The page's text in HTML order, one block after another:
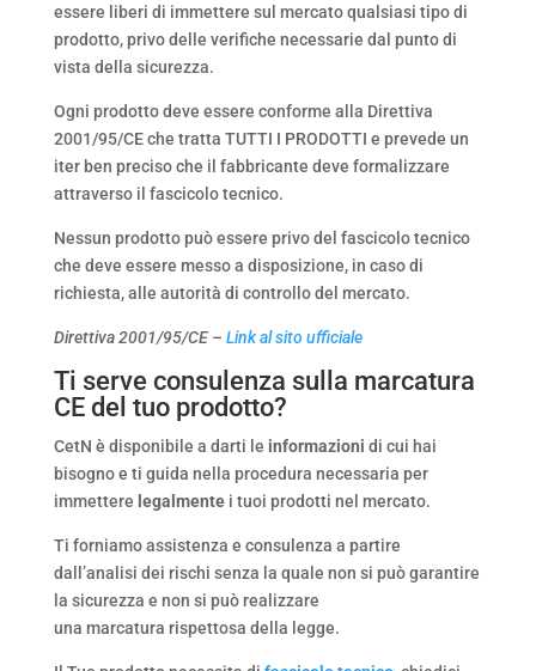
essere liberi di immettere sul mercato qualsiasi tipo di
prodotto, privo delle verifiche necessarie dal punto di
vista della sicurezza.
Ogni prodotto deve essere conforme alla Direttiva
2001/95/CE che tratta TUTTI I PRODOTTI e prevede un
iter ben preciso che il fabbricante deve formalizzare
attraverso il fascicolo tecnico.
Nessun prodotto può essere privo del fascicolo tecnico
che deve essere messo a disposizione, in caso di
richiesta, alle autorità di controllo del mercato.
Direttiva 2001/95/CE – Link al sito ufficiale
Ti serve consulenza sulla marcatura
CE del tuo prodotto?
CetN è disponibile a darti le informazioni di cui hai
bisogno e ti guida nella procedura necessaria per
immettere legalmentei tuoi prodotti nel mercato.
Ti forniamo assistenza e consulenza a partire
dall’analisi dei rischi senza la quale non si può garantire
la sicurezza e non si può realizzare
una marcatura rispettosa della legge.